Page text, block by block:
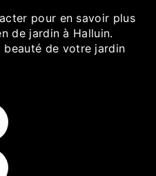
pour en savoir plus
de jardin à Halluin.
beauté de votre jardin